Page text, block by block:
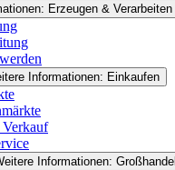
Erzeugen & Verarbeiten
Informationen: Einkaufen
Informationen: Großhandel